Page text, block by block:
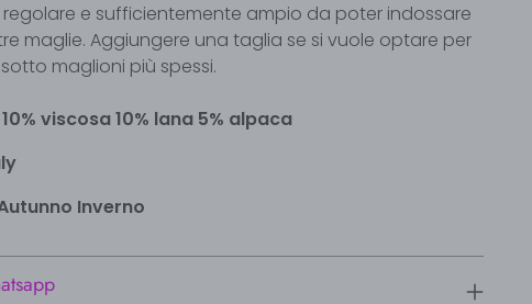
e sufficientemente ampio da poter indossare
maglie. Aggiungere una taglia se si vuole optare per
maglioni più spessi.
10% viscosa 10% lana 5% alpaca
Inverno